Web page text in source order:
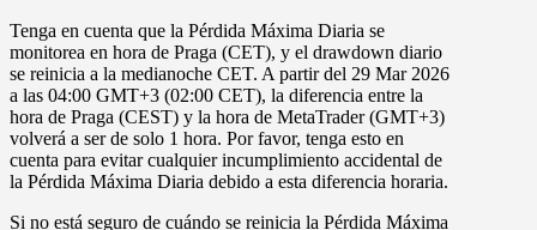
Tenga en cuenta que la Pérdida Máxima Diaria se
monitorea en hora de Praga (CET), y el drawdown diario
se reinicia a la medianoche CET. A partir del 29 Mar 2026
a las 04:00 GMT+3 (02:00 CET), la diferencia entre la
hora de Praga (CEST) y la hora de MetaTrader(GMT+3)
volverá a ser de solo 1 hora. Por favor, tenga esto en
cuenta para evitar cualquier incumplimiento accidental de
la Pérdida Máxima Diaria debido a esta diferencia horaria.
Si no está seguro de cuándo se reinicia la Pérdida Máxima